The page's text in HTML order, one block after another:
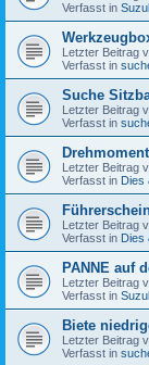
Verfasst in
Letzter Beitrag
Verfasst in
Suche
Letzter Beitrag
Verfasst in
Letzter Beitrag
Verfasst in Dies
Letzter Beitrag
Verfasst in Dies
PANNE auf
Letzter Beitrag
Verfasst in
Biete
Letzter Beitrag
Verfasst in